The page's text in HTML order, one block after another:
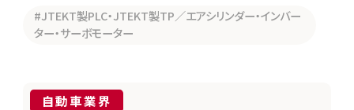
#JTEKT製PLC・JTEKT製TP／エアシリンダー・インバー
ター・サーボモーター
自動車業界